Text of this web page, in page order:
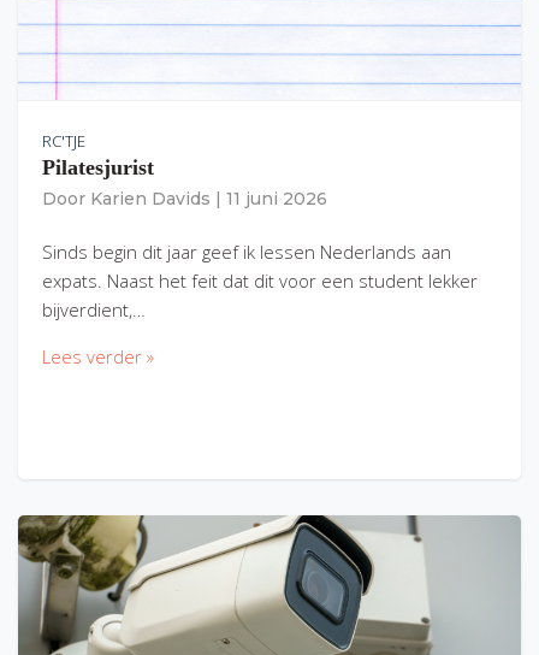
RC'TJE
Pilatesjurist
Door Karien Davids 11 juni 2026
Sinds begin dit jaar geef ik lessen Nederlands aan
expats. Naast het feit dat dit voor een student lekker
bijverdient,…
Lees verder »